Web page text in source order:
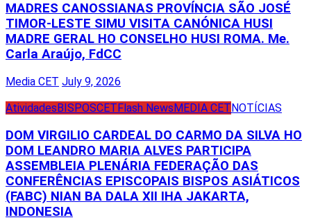
MADRES CANOSSIANAS PROVÍNCIA SÃO JOSÉ
TIMOR-LESTE SIMU VISITA CANÓNICA HUSI
MADRE GERAL HO CONSELHO HUSI ROMA. Me.
Carla Araújo, FdCC
Media CET July 9, 2026
AtividadesBISPOSCETFlash NewsMEDIA CETNOTÍCIAS
DOM VIRGILIO CARDEAL DO CARMO DA SILVA HO
DOM LEANDRO MARIA ALVES PARTICIPA
ASSEMBLEIA PLENÁRIA FEDERAÇÃO DAS
CONFERÊNCIAS EPISCOPAIS BISPOS ASIÁTICOS
(FABC) NIAN BA DALA XII IHA JAKARTA,
INDONESIA